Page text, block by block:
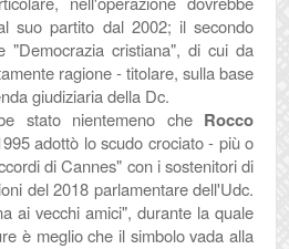
suo partito dal 2002; il secondo
"Democrazia cristiana", di cui da
ragione - titolare, sulla base
giudiziaria della Dc.
stato nientemeno che Rocco
adottò lo scudo crociato - più o
di Cannes" con i sostenitori di
del 2018 parlamentare dell'Udc.
ai vecchi amici", durante la quale
è meglio che il simbolo vada alla